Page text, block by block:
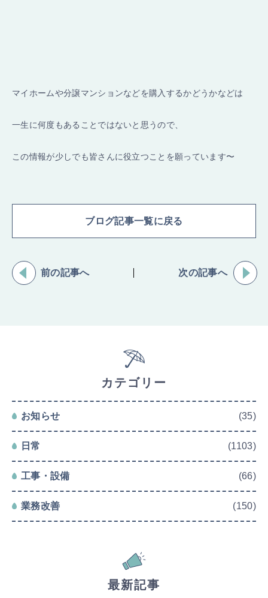
マイホームや分譲マンションなどを購入するかどうかなどは
一生に何度もあることではないと思うので、
この情報が少しでも皆さんに役立つことを願っています〜
ブログ記事一覧に戻る
前の記事へ 次の記事へ
カテゴリー
お知らせ (35)
日常 (1103)
工事・設備 (66)
業務改善 (150)
最新記事